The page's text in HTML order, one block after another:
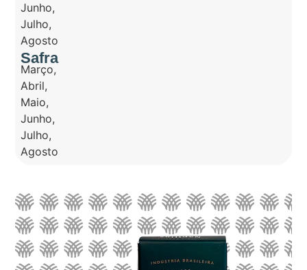
Junho,
Julho,
Agosto
Safra
Março,
Abril,
Maio,
Junho,
Julho,
Agosto